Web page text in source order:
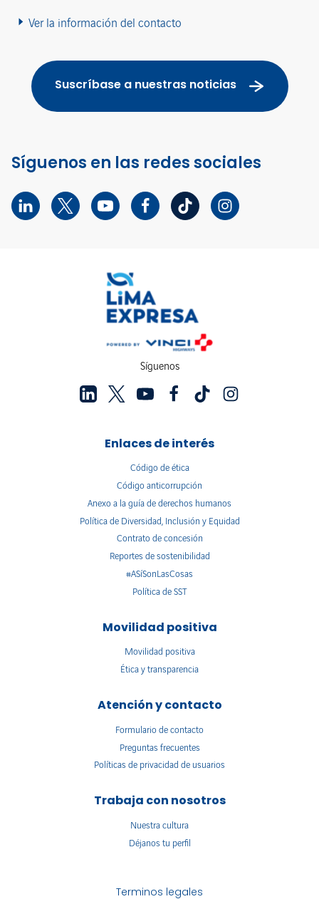
Ver la información del contacto
Suscríbase a nuestras noticias
Síguenos en las redes sociales
Síguenos
Enlaces de interés
Código de ética
Código anticorrupción
Anexo a la guía de derechos humanos
Política de Diversidad, Inclusión y Equidad
Contrato de concesión
Reportes de sostenibilidad
#ASíSonLasCosas
Política de SST
Movilidad positiva
Movilidad positiva
Ética y transparencia
Atención y contacto
Formulario de contacto
Preguntas frecuentes
Políticas de privacidad de usuarios
Trabaja con nosotros
Nuestra cultura
Déjanos tu perfil
Terminos legales